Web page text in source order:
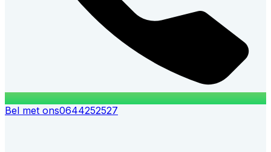
Bel met ons0644252527